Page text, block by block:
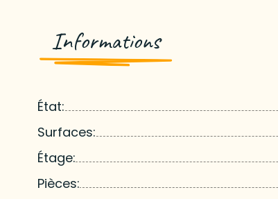
Informations
État:
Surfaces:
Étage:
Pièces: